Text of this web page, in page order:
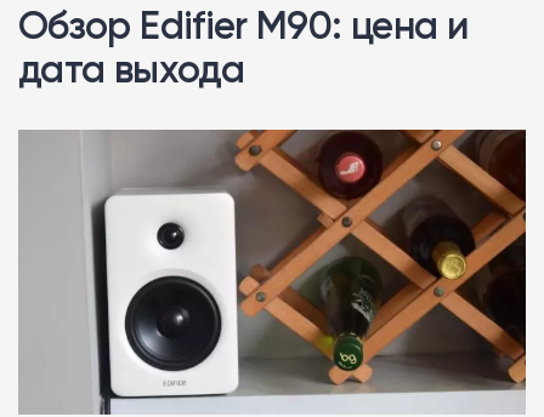
Обзор Edifier M90: цена и
дата выхода